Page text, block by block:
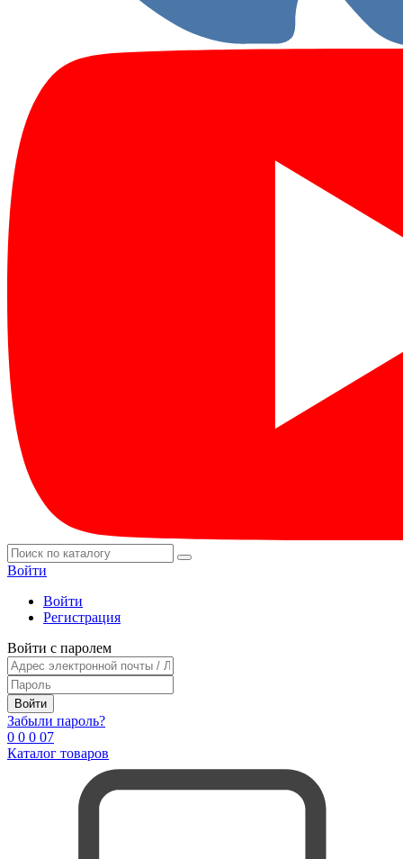
Войти
Войти
Регистрация
Войти с паролем
Войти
Забыли пароль?
0 0 0 07
Каталог товаров